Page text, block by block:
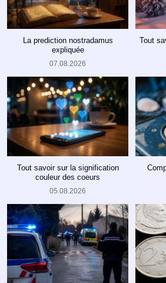
La prediction nostradamus
expliquée
07.08.2026
Tout
Tout savoir sur la signification
couleur des coeurs
05.08.2026